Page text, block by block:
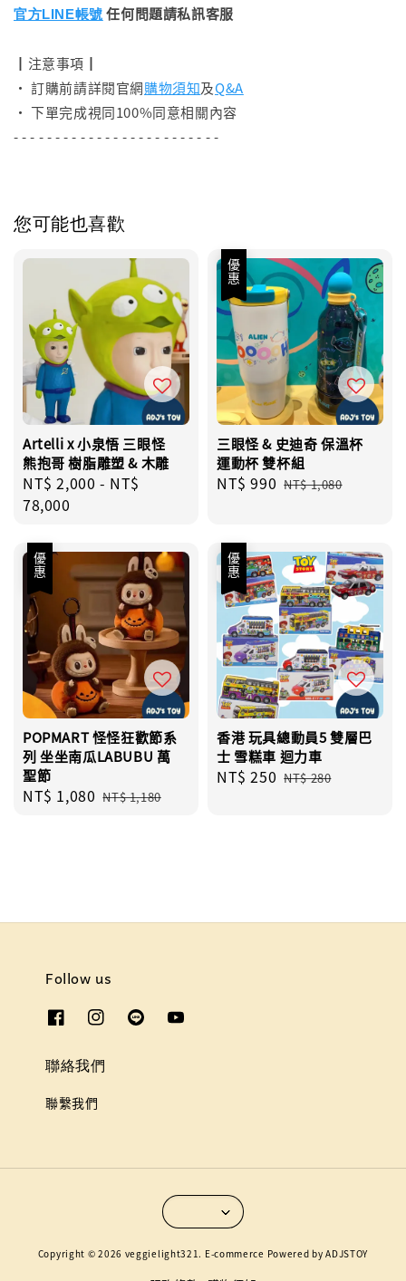
官方LINE帳號 任何問題請私訊客服
┃注意事項┃
• 訂購前請詳閱官網購物須知及Q&A
• 下單完成視同100%同意相關內容
- - - - - - - - - - - - - - - - - - - - - - - - -
您可能也喜歡
Artelli x 小泉悟 三眼怪
熊抱哥 樹脂雕塑 & 木雕
Regular
price
NT$ 2,000 - NT$
78,000
優惠
三眼怪 & 史迪奇 保溫杯
運動杯 雙杯組
Sale
NT$ 990 Regular
NT$ 1,080
優惠
POPMART 怪怪狂歡節系
列 坐坐南瓜LABUBU 萬
聖節
Sale
NT$ 1,080 Regular
NT$ 1,180
優惠
香港 玩具總動員5 雙層巴
士 雪糕車 迴力車
Sale
NT$ 250 Regular
NT$ 280
Follow us
聯絡我們
聯繫我們
Copyright © 2026 veggielight321. E-commerce Powered by ADJSTOY